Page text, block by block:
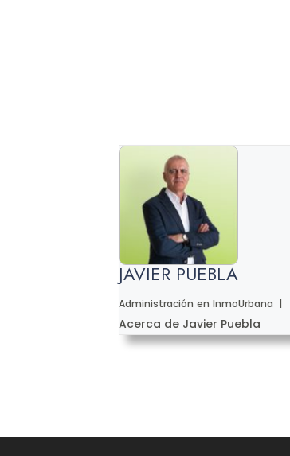
JAVIER PUEBLA
Administración en InmoUrbana |
Acerca de Javier Puebla